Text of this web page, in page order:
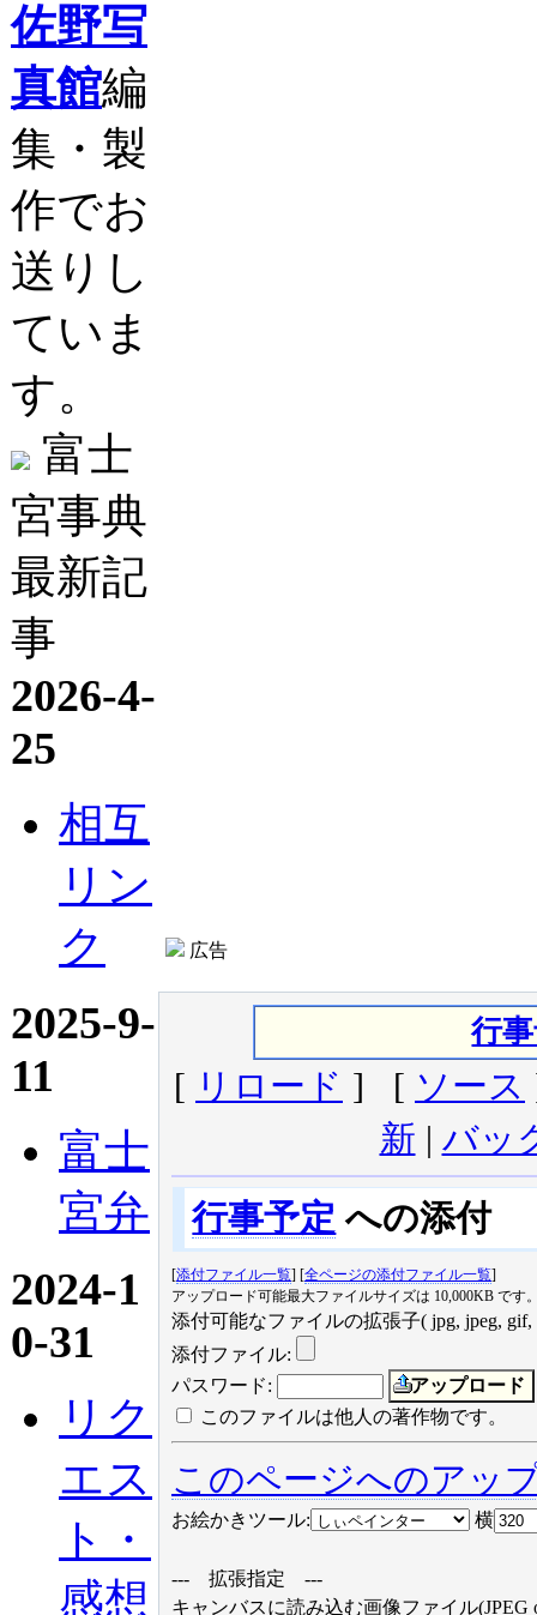
佐野写
真館編
集・製
作でお
送りし
ていま
す。
富士
宮事典
最新記
事
2026-4-
25
相互
リン
ク
2025-9-
11
富士
宮弁
2024-1
0-31
リク
エス
ト・
感想
広告
行
[ リロード ] [ ソース
新 | バッ
行事予定 への添付
[添付ファイル一覧] [全ページの添付ファイル一覧]
アップロード可能最大ファイルサイズは 10,000KB です
添付可能なファイルの拡張子( jpg, jpeg, gif,
添付ファイル:
パスワード:
このファイルは他人の著作物です。
このページへのアッ
お絵かきツール: 横
--- 拡張指定 ---
キャンバスに読み込む画像ファイル(JPEG